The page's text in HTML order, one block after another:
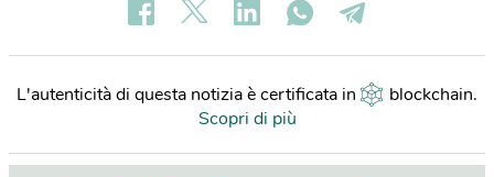
L'autenticità di questa notizia è certificata in blockchain.
Scopri di più